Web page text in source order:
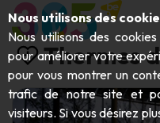
Aller au contenu principal;
Thermes
Nous utilisons des
Nous utilisons des
pour améliorer votre
pour vous montrer un
trafic de notre site et
visiteurs. Si vous désirez